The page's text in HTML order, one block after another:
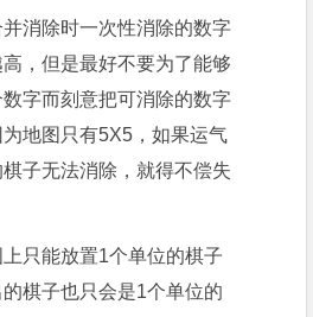
并消除时一次性消除的数字
，但是最好不要为了能够
字而刻意把可消除的数字
地图只有5X5，如果运气
子无法消除，就得不偿失
只能放置1个单位的棋子
棋子也只会是1个单位的